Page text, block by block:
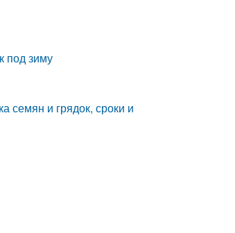
под зиму
семян и грядок, сроки и